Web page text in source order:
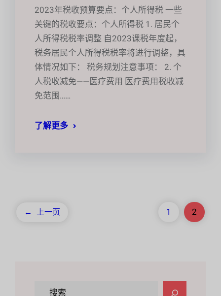
2023年税收预算要点：个人所得税 一些
关键的税收要点：个人所得税 1. 居民个
人所得税税率调整 自2023课税年度起，
税务居民个人所得税税率将进行调整，具
体情况如下： 税务规划注意事项： 2. 个
人税收减免——医疗费用 医疗费用税收减
免范围……
了解更多
← 上一页 1 2